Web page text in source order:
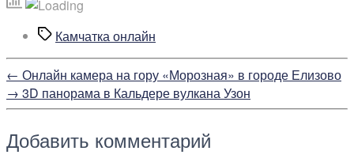
МеткиКамчатка онлайн
← Онлайн камера на гору «Морозная» в городе Елизово
→ 3D панорама в Кальдере вулкана Узон
Добавить комментарий